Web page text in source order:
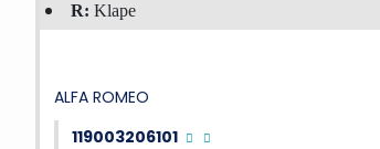
R: Klape
ALFA ROMEO
119003206101